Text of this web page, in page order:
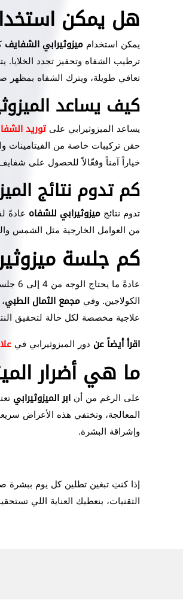
هل يمكن
يمكن استخدام ميزوثيرابي الشفايف
ترطيب الشفاه وتحفيز تجدد الخلايا.
تعافي طويلة، ويترك الشفاه بمظهر
كيف يساعد
يساعد الميزوثيرابي على توريد
حقن تركيبات خاصة من الفيتامينات
خياراً آمناً وفعّالاً للحصول على
كم تدوم نتائج
تدوم نتائج ميزوثيرابي للشفاه عادةً
من العوامل الخارجية مثل الشمس
كم جلسة
عادةً ما يحتاج الوجه من 4 إلى 6 جلسات للحصول على أفضل النتائج من
الكولاجين. وفي مجمع الثمال الطبي
علاجية مخصصة لكل حالة لتحقيق
اقرأ أيضاً عن دور الميزوثيرابي في
ما هي أضرار
على الرغم من أن ابر الميزوثيرابي
المعالجة، وتختفي هذه الأعراض
وإشراقة البشرة.
إذا كنتِ تبغين تطلين كل يوم
التقنيات، بنعطيك العناية اللي